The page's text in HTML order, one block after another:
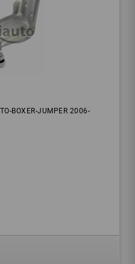
BOXER-JUMPER 2006-